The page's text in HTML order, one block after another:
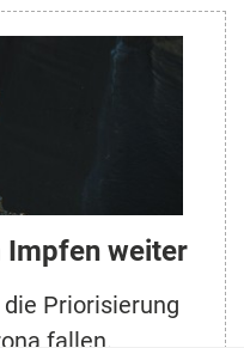
Impfen weiter
Priorisierung
fallen.